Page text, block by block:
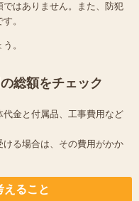
はありません。また、防犯
。
。
総額をチェック
金と付属品、工事費用など
る場合は、その費用がかか
えること